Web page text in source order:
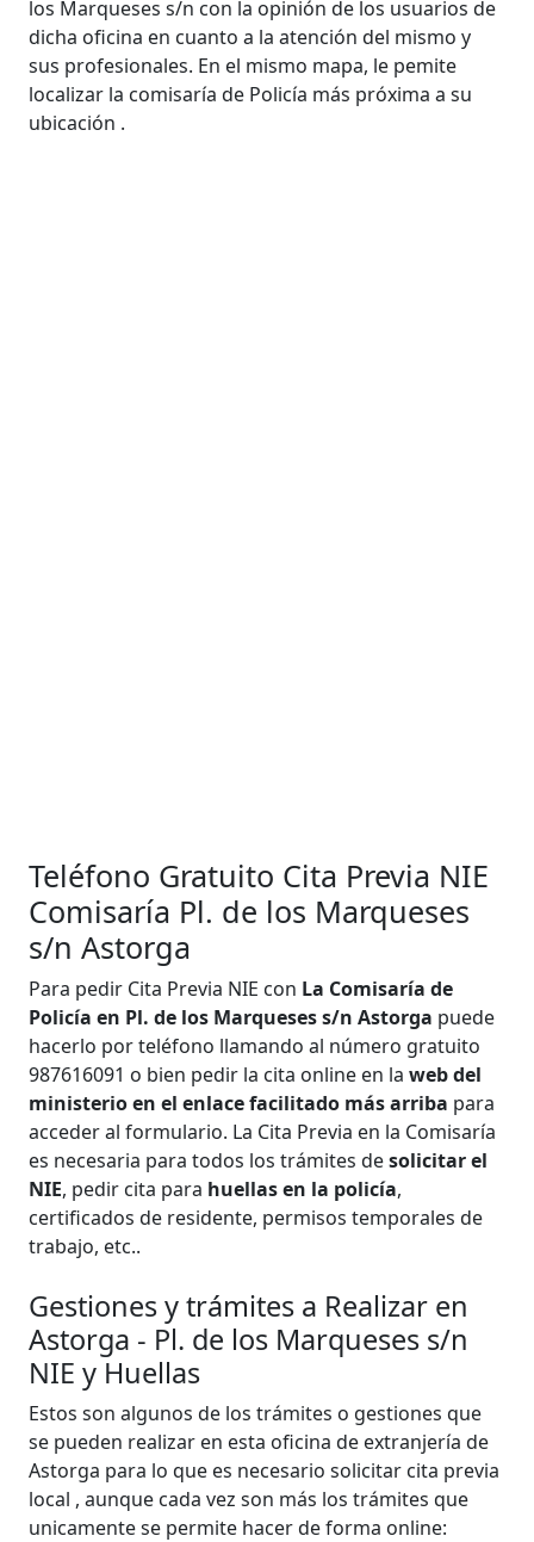
los Marqueses s/n con la opinión de los usuarios de
dicha oficina en cuanto a la atención del mismo y
sus profesionales. En el mismo mapa, le pemite
localizar la comisaría de Policía más próxima a su
ubicación .
Teléfono Gratuito Cita Previa NIE
Comisaría Pl. de los Marqueses
s/n Astorga
Para pedir Cita Previa NIE con La Comisaría de
Policía en Pl. de los Marqueses s/n Astorga puede
hacerlo por teléfono llamando al número gratuito
987616091 o bien pedir la cita online en la web del
ministerio en el enlace facilitado más arriba para
acceder al formulario. La Cita Previa en la Comisaría
es necesaria para todos los trámites desolicitar el
NIE, pedir cita para huellas en la policía,
certificados de residente, permisos temporales de
trabajo, etc..
Gestiones y trámites a Realizar en
Astorga - Pl. de los Marqueses s/n
NIE y Huellas
Estos son algunos de los trámites o gestiones que
se pueden realizar en esta oficina de extranjería de
Astorga para lo que es necesario solicitar cita previa
local , aunque cada vez son más los trámites que
unicamente se permite hacer de forma online: